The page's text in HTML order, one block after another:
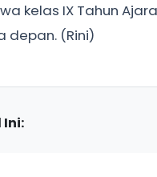
kelas IX Tahun
depan. (Rini)